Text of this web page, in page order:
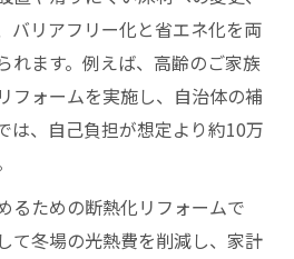
バリアフリー化と省エネ化を両
れます。例えば、高齢のご家族
フォームを実施し、自治体の補
は、自己負担が想定より約10万
るための断熱化リフォームで
て冬場の光熱費を削減し、家計